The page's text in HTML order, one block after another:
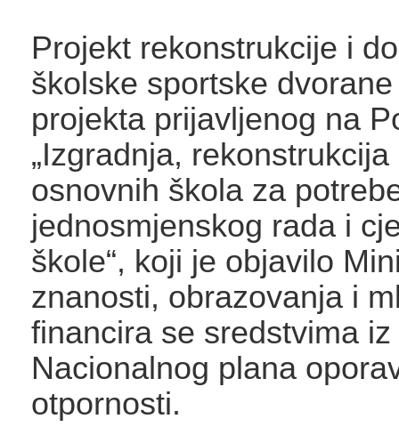
Projekt rekonstrukcije i
školske sportske
projekta prijavljenog na
„Izgradnja,
osnovnih škola za
jednosmjenskog rada i
škole“, koji je objavilo
znanosti, obrazovanja i
financira se sredstvima iz
Nacionalnog plana
otpornosti.